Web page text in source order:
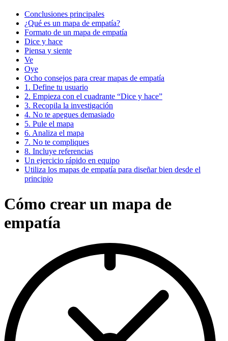
Conclusiones principales
¿Qué es un mapa de empatía?
Formato de un mapa de empatía
Dice y hace
Piensa y siente
Ve
Oye
Ocho consejos para crear mapas de empatía
1. Define tu usuario
2. Empieza con el cuadrante “Dice y hace”
3. Recopila la investigación
4. No te apegues demasiado
5. Pule el mapa
6. Analiza el mapa
7. No te compliques
8. Incluye referencias
Un ejercicio rápido en equipo
Utiliza los mapas de empatía para diseñar bien desde el
principio
Cómo crear un mapa de
empatía